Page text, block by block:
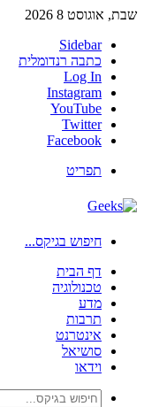
שבת, אוגוסט 8 2026
Sidebar
כתבה רנדומלית
Log In
Instagram
YouTube
Twitter
Facebook
תפריט
חיפוש בגיקס...
דף הבית
טכנולוגיה
מדע
תרבות
אינטרנט
סושיאל
וידאו